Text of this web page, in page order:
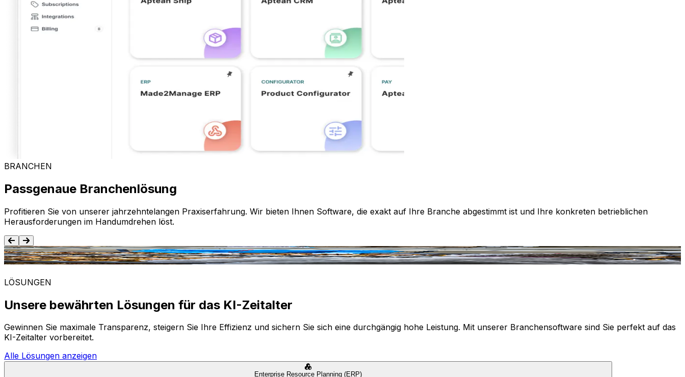
BRANCHEN
Passgenaue Branchenlösung
Profitieren Sie von unserer jahrzehntelangen Praxiserfahrung. Wir bieten Ihnen Software, die exakt auf Ihre Branche abgestimmt ist und Ihre konkreten betrieblichen
Herausforderungen im Handumdrehen löst.
Lebensmittel und Getränke
LÖSUNGEN
Unsere bewährten Lösungen für das KI-Zeitalter
Gewinnen Sie maximale Transparenz, steigern Sie Ihre Effizienz und sichern Sie sich eine durchgängig hohe Leistung. Mit unserer Branchensoftware sind Sie perfekt auf das
KI-Zeitalter vorbereitet.
Alle Lösungen anzeigen
Enterprise Resource Planning (ERP)